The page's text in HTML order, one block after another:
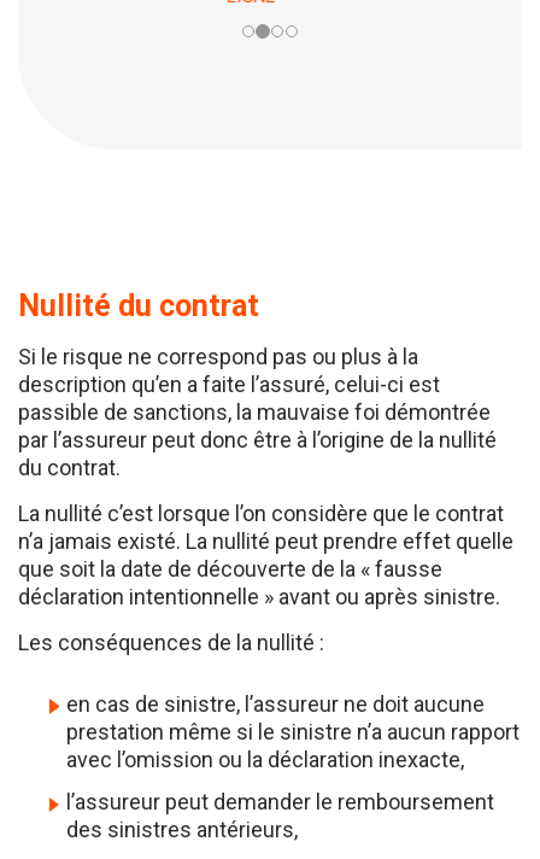
description qu’en a faite l’assuré, celui-ci est
passible de sanctions, la mauvaise foi démontrée
par l’assureur peut donc être à l’origine de la nullité
du contrat.
n’a jamais existé. La nullité peut prendre effet quelle
que soit la date de découverte de la « fausse
déclaration intentionnelle » avant ou après sinistre.
prestation même si le sinistre n’a aucun rapport
avec l’omission ou la déclaration inexacte,
l’assureur peut demander le remboursement
des sinistres antérieurs,
l’assureur garde les primes payées à titre de